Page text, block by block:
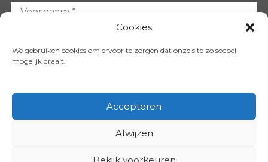
Cookies
We gebruiken cookies om ervoor te zorgen dat onze site zo soepel
mogelijk draait.
Accepteren
Afwijzen
Bekijk voorkeuren
VOLG ONS OP: